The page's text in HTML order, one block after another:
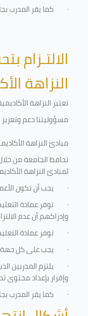
· كما يقر المدرب
الالتـزام
النزاهة
تعتبر النزاهة
مسؤوليتنا دعم وتعزيز
مبادئ النزاهة
تحافظ الجامعة من
لمبادئ النزاهة
· يجب أن تكون
· توفر عمادة
وإدراكهم أن عدم
· توفر عمادة
· يجب على كل جهة
· يلتزم المدربين
وإقرار بإعداد محتوى
· كما يقر المدرب